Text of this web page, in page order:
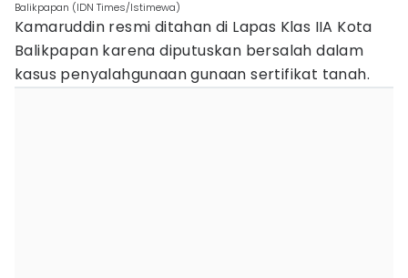
Balikpapan (IDN Times/Istimewa)
Kamaruddin resmi ditahan di Lapas Klas IIA Kota
Balikpapan karena diputuskan bersalah dalam
kasus penyalahgunaan gunaan sertifikat tanah.